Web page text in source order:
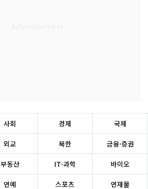
사회 경제 국제
외교 북한 금융·증권
부동산 IT·과학 바이오
연예 스포츠 연재물